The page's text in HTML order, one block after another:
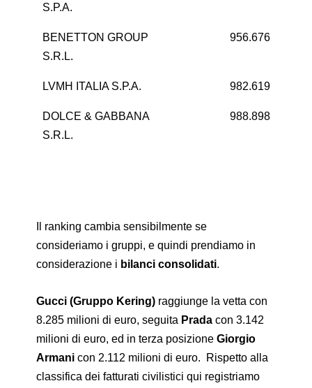
S.P.A.
BENETTON GROUP
S.R.L.
956.676
LVMH ITALIA S.P.A. 982.619
DOLCE & GABBANA
S.R.L.
988.898
Il ranking cambia sensibilmente se
consideriamo i gruppi, e quindi prendiamo in
considerazione i bilanci consolidati.
Gucci (Gruppo Kering) raggiunge la vetta con
8.285 milioni di euro, seguita Prada con 3.142
milioni di euro, ed in terza posizioneGiorgio
Armani con 2.112 milioni di euro. Rispetto alla
classifica dei fatturati civilistici qui registriamo